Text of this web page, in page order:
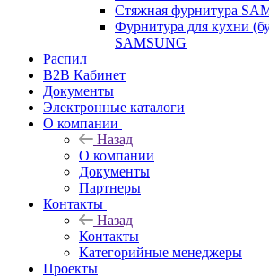
Стяжная фурнитура
Фурнитура для кухни
SAMSUNG
Распил
B2B Кабинет
Документы
Электронные каталоги
О компании
Назад
О компании
Документы
Партнеры
Контакты
Назад
Контакты
Категорийные менеджеры
Проекты